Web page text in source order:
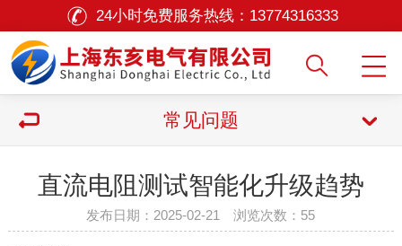
24小时免费服务热线： 13774316333
常见问题
直流电阻测试智能化升级趋势
发布日期：2025-02-21 浏览次数： 55